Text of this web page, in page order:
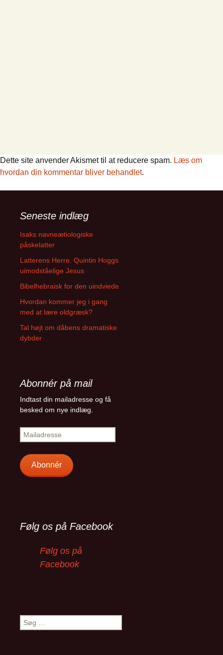
Dette site anvender Akismet til at reducere spam. Læs om
hvordan din kommentar bliver behandlet.
Seneste indlæg
Isaks navneætiologiske
påskelatter
Latterens Herre. Quintin Hoggs
uimodståelige Jesus
Bibelhebraisk for den uindviede
Hvordan kommer jeg i gang
med at lære oldgræsk?
Tal højt om dåbens dramatiske
dybder
Abonnér på mail
Indtast din mailadresse og få
besked om nye indlæg.
Mailadresse
Abonnér
Følg os på Facebook
Følg os på
Facebook
Søg
efter: